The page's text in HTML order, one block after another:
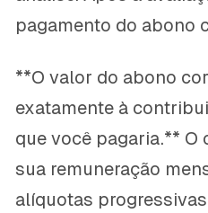
pagamento do abono
**O valor do abono
exatamente à
que você pagaria.**
sua remuneração
alíquotas